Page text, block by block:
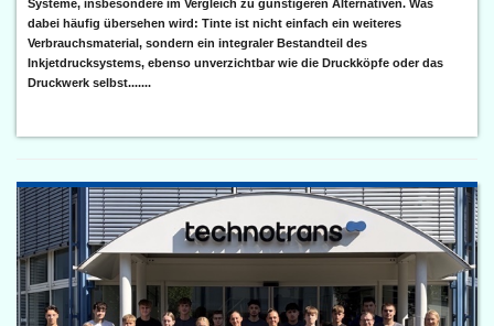
Systeme, insbesondere im Vergleich zu günstigeren Alternativen. Was
dabei häufig übersehen wird: Tinte ist nicht einfach ein weiteres
Verbrauchsmaterial, sondern ein integraler Bestandteil des
Inkjetdrucksystems, ebenso unverzichtbar wie die Druckköpfe oder das
Druckwerk selbst.......